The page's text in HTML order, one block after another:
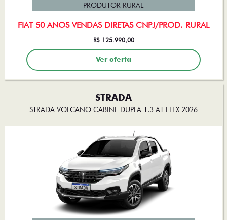
FIAT 50 ANOS VENDAS DIRETAS CNPJ/PROD. RURAL
PRODUTOR RURAL
R$ 125.990,00
Ver oferta
STRADA
STRADA VOLCANO CABINE DUPLA 1.3 AT FLEX 2026